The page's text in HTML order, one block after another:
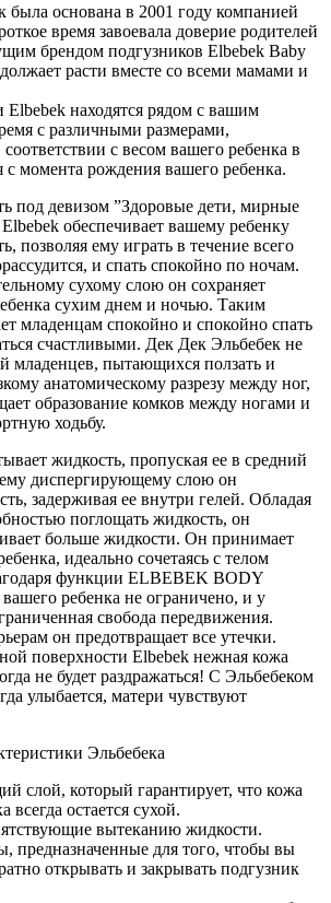
была основана в 2001 году компанией
время завоевала доверие родителей
брендом подгузников Elbebek Baby
расти вместе со всеми мамами и
Elbebek находятся рядом с вашим
с различными размерами,
с весом вашего ребенка в
с момента рождения вашего ребенка.
под девизом ”Здоровые дети, мирные
обеспечивает вашему ребенку
позволяя ему играть в течение всего
и спать спокойно по ночам.
сухому слою он сохраняет
сухим днем и ночью. Таким
младенцам спокойно и спокойно спать
счастливыми. Дек Дек Эльбебек не
младенцев, пытающихся ползать и
анатомическому разрезу между ног,
образование комков между ногами и
ходьбу.
жидкость, пропуская ее в средний
диспергирующему слою он
задерживая ее внутри гелей. Обладая
поглощать жидкость, он
больше жидкости. Он принимает
идеально сочетаясь с телом
функции ELBEBEK BODY
ребенка не ограничено, и у
свобода передвижения.
он предотвращает все утечки.
поверхности Elbebek нежная кожа
не будет раздражаться! С Эльбебеком
улыбается, матери чувствуют
Эльбебека
слой, который гарантирует, что кожа
всегда остается сухой.
вытеканию жидкости.
предназначенные для того, чтобы вы
открывать и закрывать подгузник